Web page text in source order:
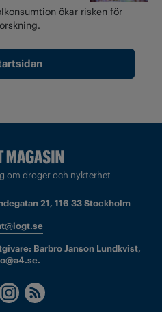
ökar risken för
om droger och nykterhet
21, 116 33 Stockholm
Barbro Janson Lundkvist,